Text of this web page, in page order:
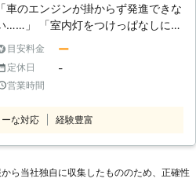
できます 車のバッテリーが上がって
まったことに気づくのは、車を運転
ようとしたけれどうんともすんとも
かないときです。実際に運転をしよ
うとしたその瞬間に気が付くので、時
クイックキャット」の出番です！弊
は、24時間365日対応していま
て準備しているからこそ、お客様か
「車のエンジンが掛からず発進できな
……」 「室内灯をつけっぱなしにし
ていたため、バッテリーが上がってし
まった」 近年では、このような車の
ッテリー上がりに関するトラブルも
加しています。 車のバッテリーが
ってしまいますので、緊急時の際は
上がり以外にも、車の鍵開け・鍵製
目安料金 ー
定休日 -
営業時間
な対応 経験豊富
ら当社独⾃に収集したもののため、正確性